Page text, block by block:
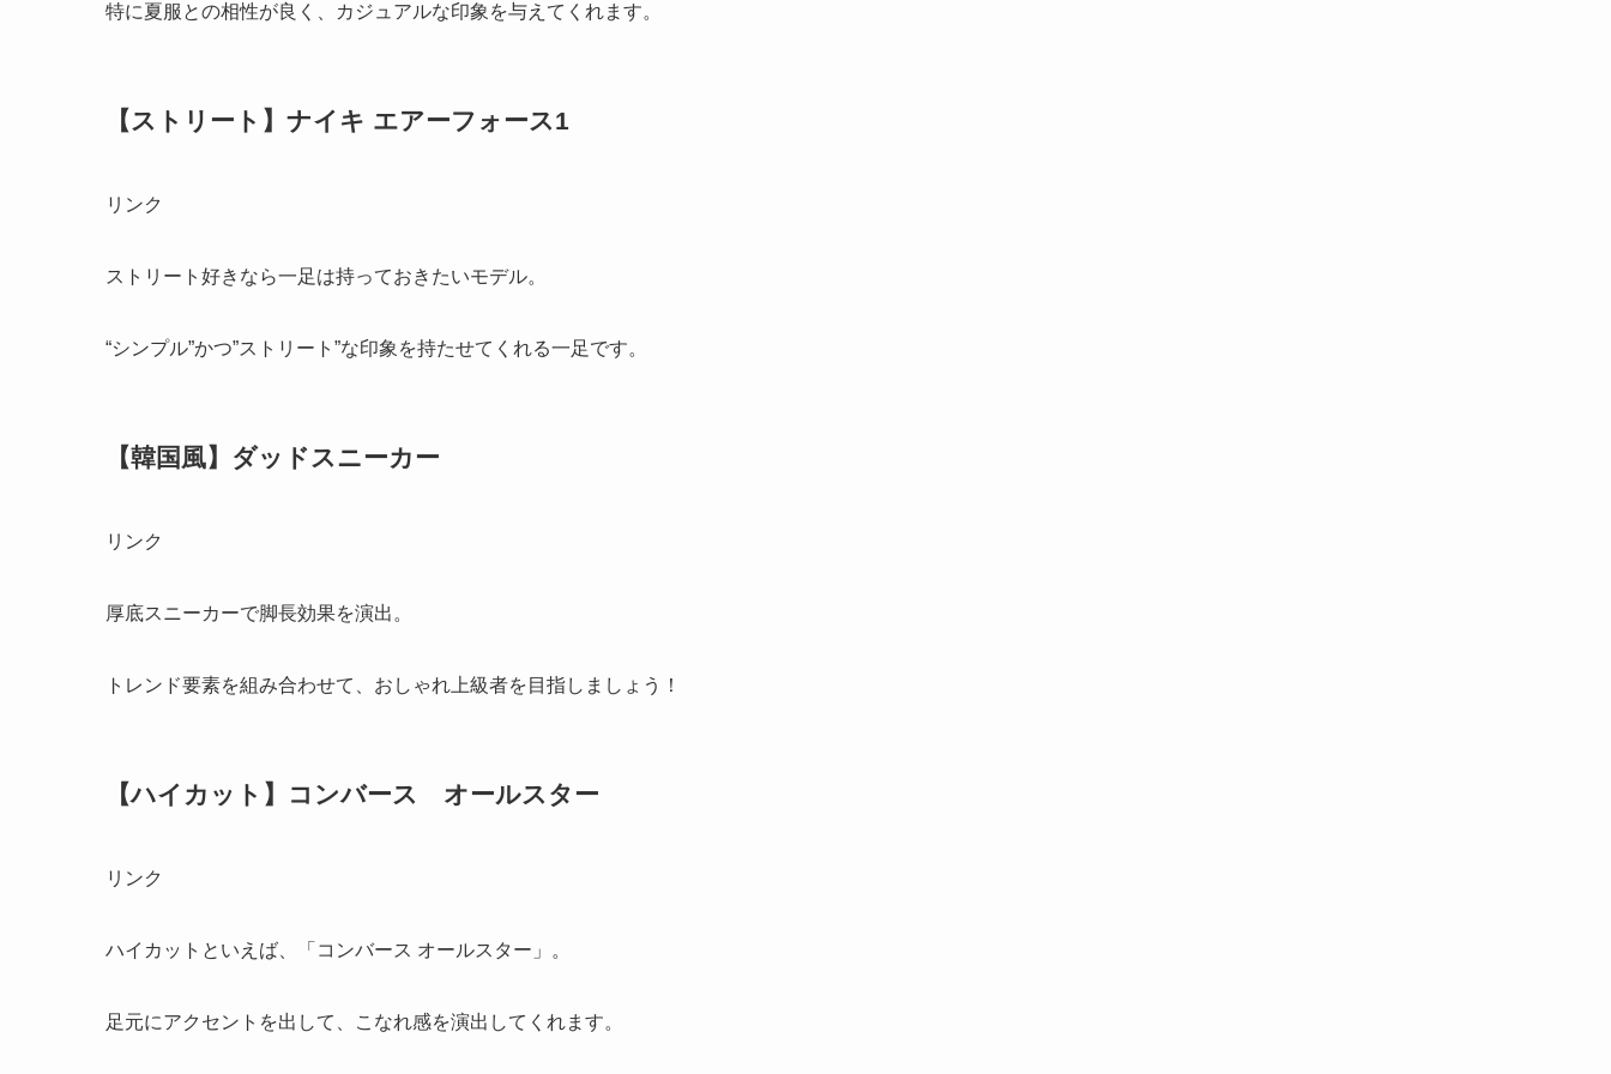
特に夏服との相性が良く、カジュアルな印象を与えてくれます。
【ストリート】ナイキ エアーフォース1
リンク
ストリート好きなら一足は持っておきたいモデル。
“シンプル”かつ”ストリート”な印象を持たせてくれる一足です。
【韓国風】ダッドスニーカー
リンク
厚底スニーカーで脚長効果を演出。
トレンド要素を組み合わせて、おしゃれ上級者を目指しましょう！
【ハイカット】コンバース オールスター
リンク
ハイカットといえば、「コンバース オールスター」。
足元にアクセントを出して、こなれ感を演出してくれます。